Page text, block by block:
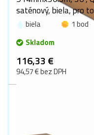
saténový, biela, pro
biela
1 bod
Skladom
116,33 €
94,57 € bez DPH